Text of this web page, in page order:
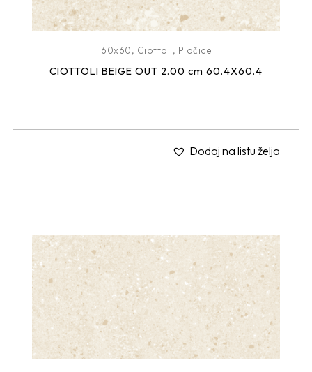
60x60, Ciottoli, Pločice
CIOTTOLI BEIGE OUT 2.00 cm 60.4X60.4
Dodaj na listu želja